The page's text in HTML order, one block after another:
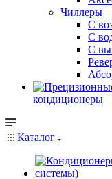
Чиллеры
С
С
С
кондиционеры
Каталог